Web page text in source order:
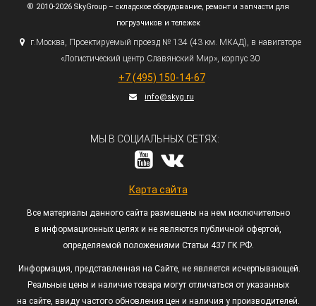
© 2010-2026 SkyGroup – складское оборудование, ремонт и запчасти для
погрузчиков и тележек
г. Москва, Проектируемый проезд № 134 (43км. МКАД), в навигаторе
«Логистический центр Славянский Мир», корпус 30
+7 (495) 150-14-67
info@skyg.ru
МЫ В СОЦИАЛЬНЫХ СЕТЯХ:
Карта сайта
Все материалы данного сайта размещены на нем исключительно
в информационных целях и не являются публичной офертой,
определяемой положениями Статьи 437 ГК РФ.
Информация, представленная на Сайте, не является исчерпывающей.
Реальные цены и наличие товара могут отличаться от указанных
на сайте, ввиду частого обновления цен и наличия у производителей.